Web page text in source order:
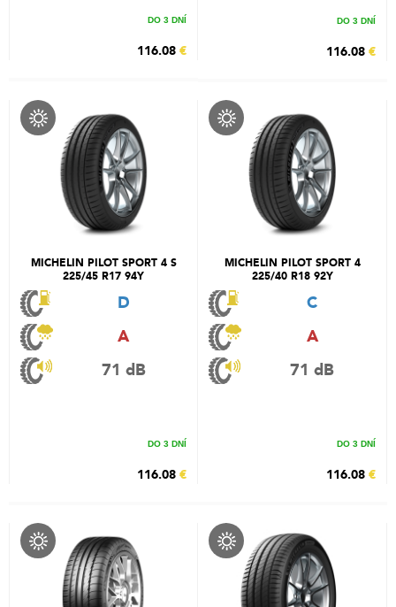
DO 3 DNÍ
116.08 €
DO 3 DNÍ
116.08 €
MICHELIN PILOT SPORT 4 S
225/45 R17 94Y
D
A
71 dB
DO 3 DNÍ
116.08 €
MICHELIN PILOT SPORT 4
225/40 R18 92Y
C
A
71 dB
DO 3 DNÍ
116.08 €